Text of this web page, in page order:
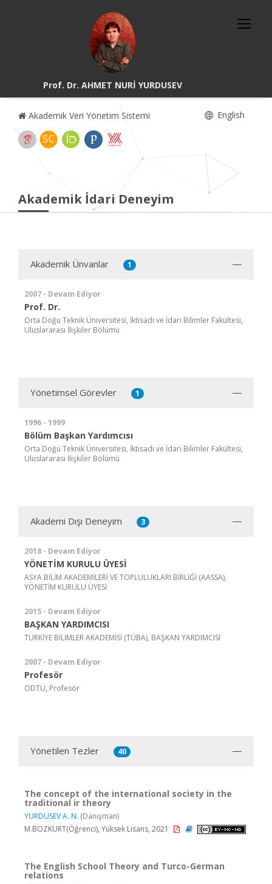
Prof. Dr. AHMET NURİ YURDUSEV
Akademik Veri Yönetim Sistemi English
Akademik İdari Deneyim
Akademik Ünvanlar 1
2007 - Devam Ediyor
Prof. Dr.
Orta Doğu Teknik Üniversitesi, İktisadi ve İdari Bilimler Fakültesi,
Uluslararası İlişkiler Bölümü
Yönetimsel Görevler 1
1996 - 1999
Bölüm Başkan Yardımcısı
Orta Doğu Teknik Üniversitesi, İktisadi ve İdari Bilimler Fakültesi,
Uluslararası İlişkiler Bölümü
Akademi Dışı Deneyim 3
2018 - Devam Ediyor
YÖNETİM KURULU ÜYESİ
ASYA BİLİM AKADEMİLERİ VE TOPLULUKLARI BİRLİĞİ (AASSA),
YÖNETİM KURULU ÜYESİ
2015 - Devam Ediyor
BAŞKAN YARDIMCISI
TÜRKİYE BİLİMLER AKADEMİSİ (TÜBA), BAŞKAN YARDIMCISI
2007 - Devam Ediyor
Profesör
ODTÜ, Profesör
Yönetilen Tezler 40
The concept of the international society in the
traditional ir theory
YURDUSEV A. N. (Danışman)
M.BOZKURT(Öğrenci), Yüksek Lisans, 2021
The English School Theory and Turco-German
relations